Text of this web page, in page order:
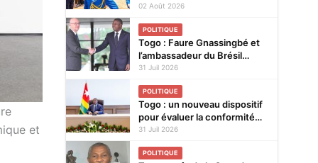
et
la 29e promotion et le
02 Août 2026
POLITIQUE
Togo : Faure Gnassingbé et
l’ambassadeur du Brésil
explorent de nouvelles pistes
bilatérale
31 Juil 2026
POLITIQUE
Togo : un nouveau dispositif
pour évaluer la conformité
des produits avant leur mise
31 Juil 2026
POLITIQUE